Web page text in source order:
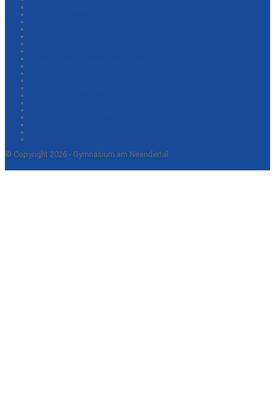
© Copyright 2026 - Gymnasium am Neandertal